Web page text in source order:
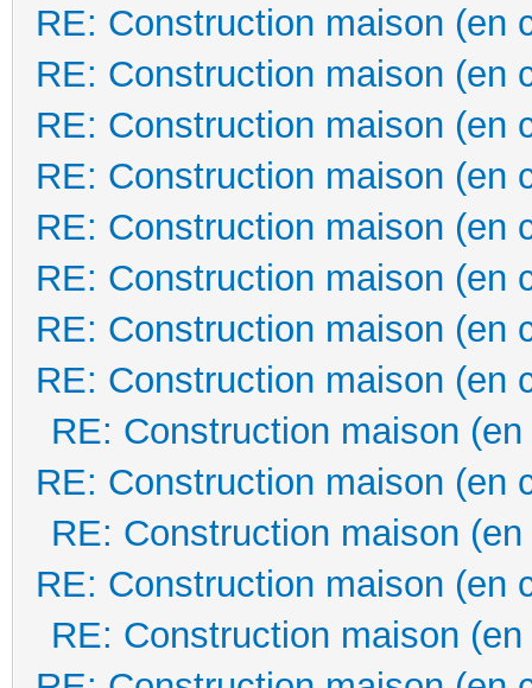
RE: Construction maison (en
RE: Construction maison (en
RE: Construction maison (en
RE: Construction maison (en
RE: Construction maison (en
RE: Construction maison (en
RE: Construction maison (en
RE: Construction maison (en
RE: Construction maison
RE: Construction maison (en
RE: Construction maison
RE: Construction maison (en
RE: Construction maison